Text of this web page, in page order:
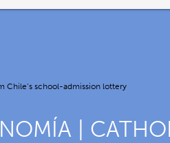
Chile’s school-admission lottery
|